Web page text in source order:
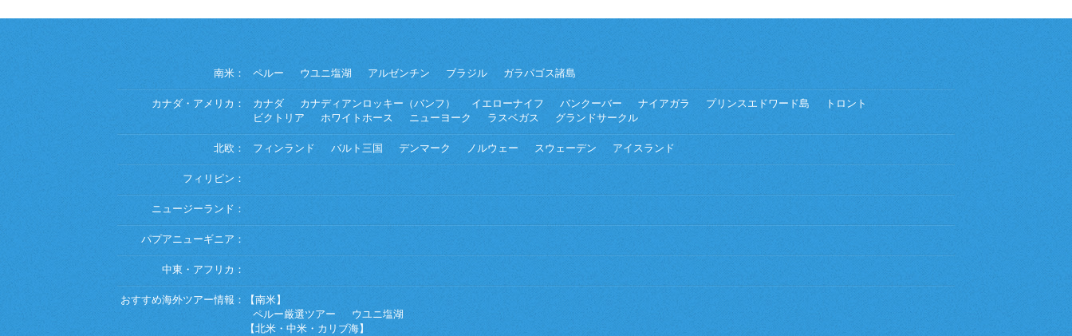
南米： ペルー ウユニ塩湖 アルゼンチン ブラジル ガラパゴス諸島
カナダ・アメリカ： カナダ カナディアンロッキー（バンフ） イエローナイフ バンクーバー ナイアガラ プリンスエドワード島
トロント
ビクトリア
ホワイトホース ニューヨーク ラスベガス グランドサークル
北欧： フィンランド バルト三国 デンマーク ノルウェー スウェーデン アイスランド
フィリピン：
ニュージーランド：
パプアニューギニア：
中東・アフリカ：
おすすめ海外ツアー情報：
【南米】
ペルー厳選ツアー
ウユニ塩湖
【北米・中米・カリブ海】